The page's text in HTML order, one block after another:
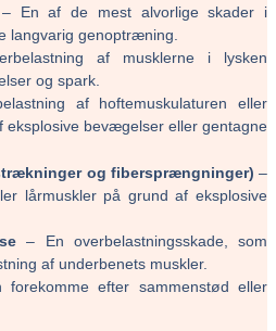
– En af de mest alvorlige skader i
langvarig genoptræning.
af musklerne i lysken
og spark.
af hoftemuskulaturen eller
eksplosive bevægelser eller gentagne
og fibersprængninger) –
lårmuskler på grund af eksplosive
– En overbelastningsskade, som
af underbenets muskler.
forekomme efter sammenstød eller